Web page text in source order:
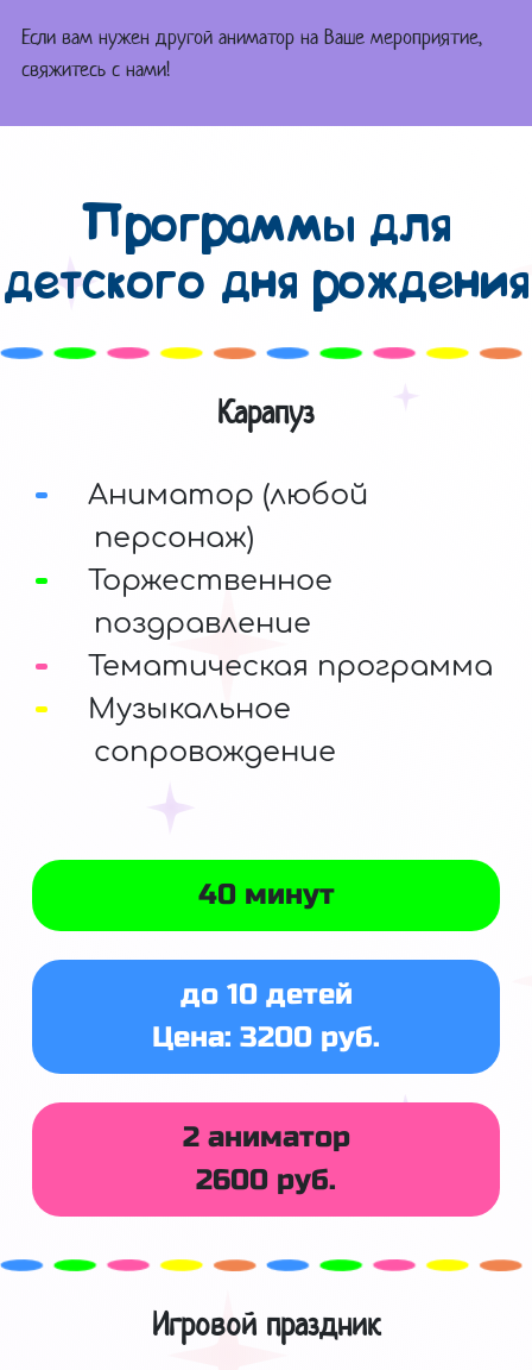
Если вам нужен другой аниматор на Ваше мероприятие,
свяжитесь с нами!
Программы для
детского дня рождения
Карапуз
Аниматор (любой
персонаж)
Торжественное
поздравление
Тематическая программа
Музыкальное
сопровождение
40 минут
до 10 детей
Цена: 3200 руб.
2 аниматор
2600 руб.
Игровой праздник